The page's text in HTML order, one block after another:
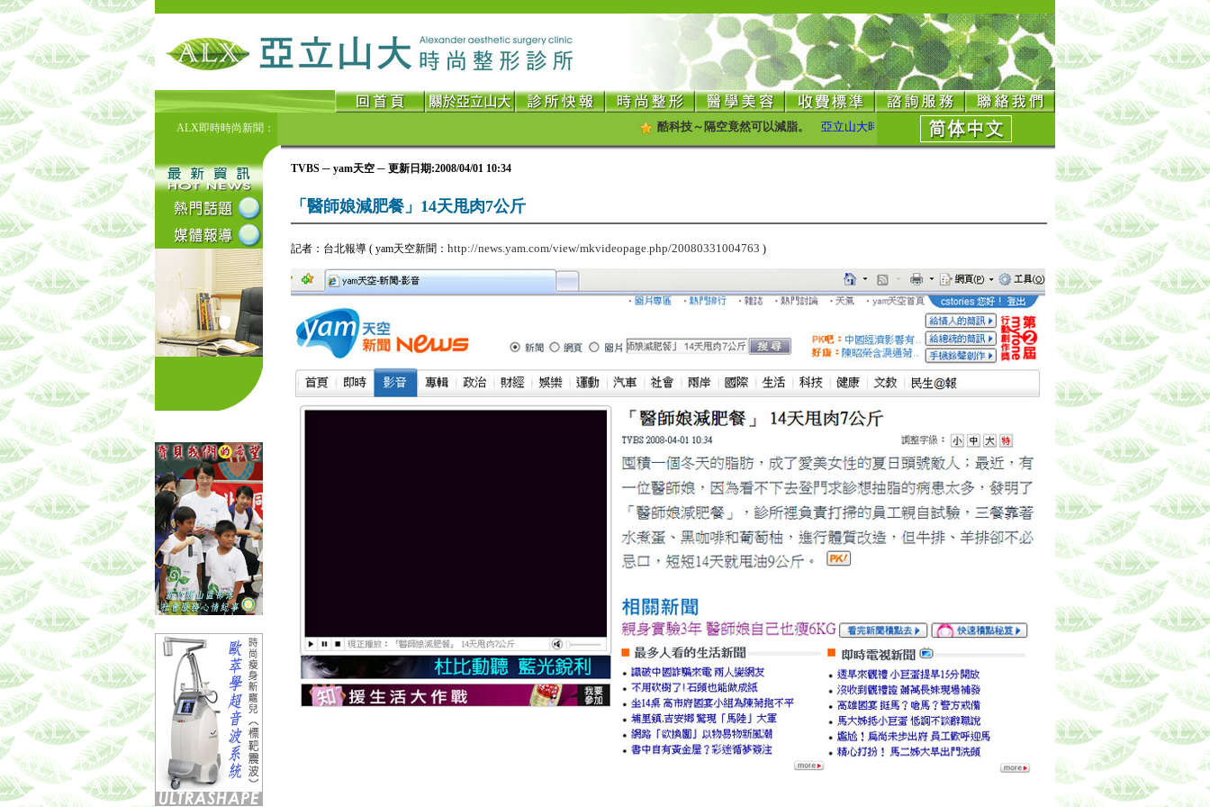
ALX即時時尚新聞： 酷科技～隔空竟然可以減脂。亞立山大時尚整型診所由整型達人：鄭孝威醫師 和 許世人醫師 為您服務。
TVBS ─ yam天空 ─ 更新日期:2008/04/01 10:34
「醫師娘減肥餐」14天甩肉7公斤
記者：台北報導 ( yam天空新聞： http://news.yam.com/view/mkvideopage.php/20080331004763 )